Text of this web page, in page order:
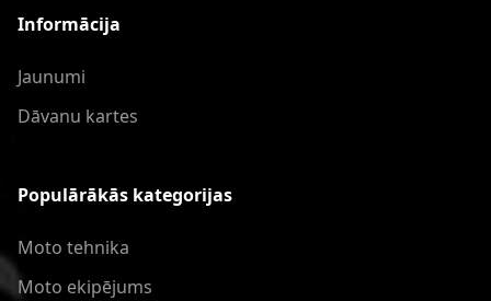
Informācija
Jaunumi
Dāvanu kartes
Populārākās kategorijas
Moto tehnika
Moto ekipējums